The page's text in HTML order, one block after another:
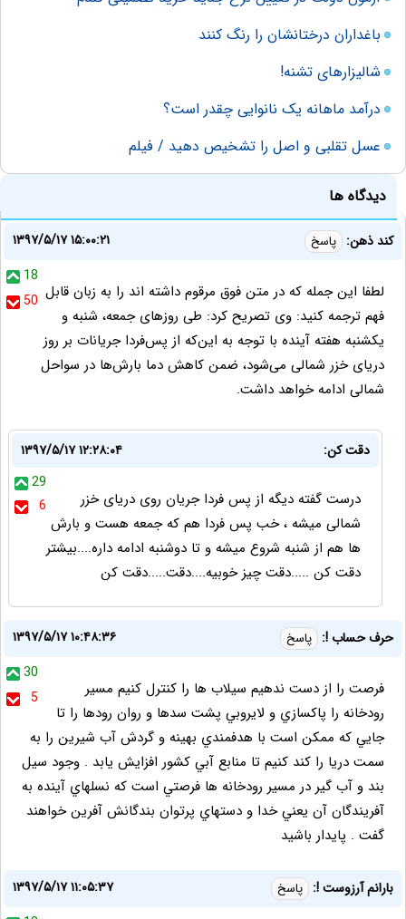
باغداران درختانشان را رنگ کنند
شالیزارهای تشنه!
درآمد ماهانه یک نانوایی چقدر است؟
عسل تقلبی و اصل را تشخیص دهید / فیلم
دیدگاه ها
كند ذهن: پاسخ
۱۳۹۷/۵/۱۷ ۱۵:۰۰:۲۱
18
50 لطفا اين جمله كه در متن فوق مرقوم داشته اند را به زبان قابل
فهم ترجمه كنيد: وی تصریح کرد: طی روزهای جمعه، شنبه و
یکشنبه هفته آینده با توجه به این‌که از پس‌فردا جریانات بر روز
دریای خزر شمالی می‌شود،‌ ضمن کاهش دما بارش‌ها در سواحل
شمالی ادامه خواهد داشت.
دقت کن:
۱۳۹۷/۵/۱۷ ۱۲:۲۸:۰۴
29
6
درست گفته دیگه از پس فردا جریان روی دریای خزر
شمالی میشه ، خب پس فردا هم که جمعه هست و بارش
ها هم از شنبه شروع میشه و تا دوشنبه ادامه داره....بیشتر
دقت کن .....دقت چیز خوبیه....دقت.....دقت کن
حرف حساب !: پاسخ
۱۳۹۷/۵/۱۷ ۱۰:۴۸:۳۶
30
5
فرصت را از دست ندهيم سيلاب ها را كنترل كنيم مسير
رودخانه را پاكسازي و لايروبي پشت سدها و روان رودها را تا
جايي كه ممكن است با هدفمندي بهينه و گردش آب شيرين را به
سمت دريا را كند كنيم تا منابع آبي كشور افزايش يابد . وجود سيل
بند و آب گير در مسير رودخانه ها فرصتي است كه نسلهاي آينده به
آفريندگان آن يعني خدا و دستهاي پرتوان بندگانش آفرين خواهند
گفت . پايدار باشيد
بارانم آرزوست !: پاسخ
۱۳۹۷/۵/۱۷ ۱۱:۰۵:۳۷